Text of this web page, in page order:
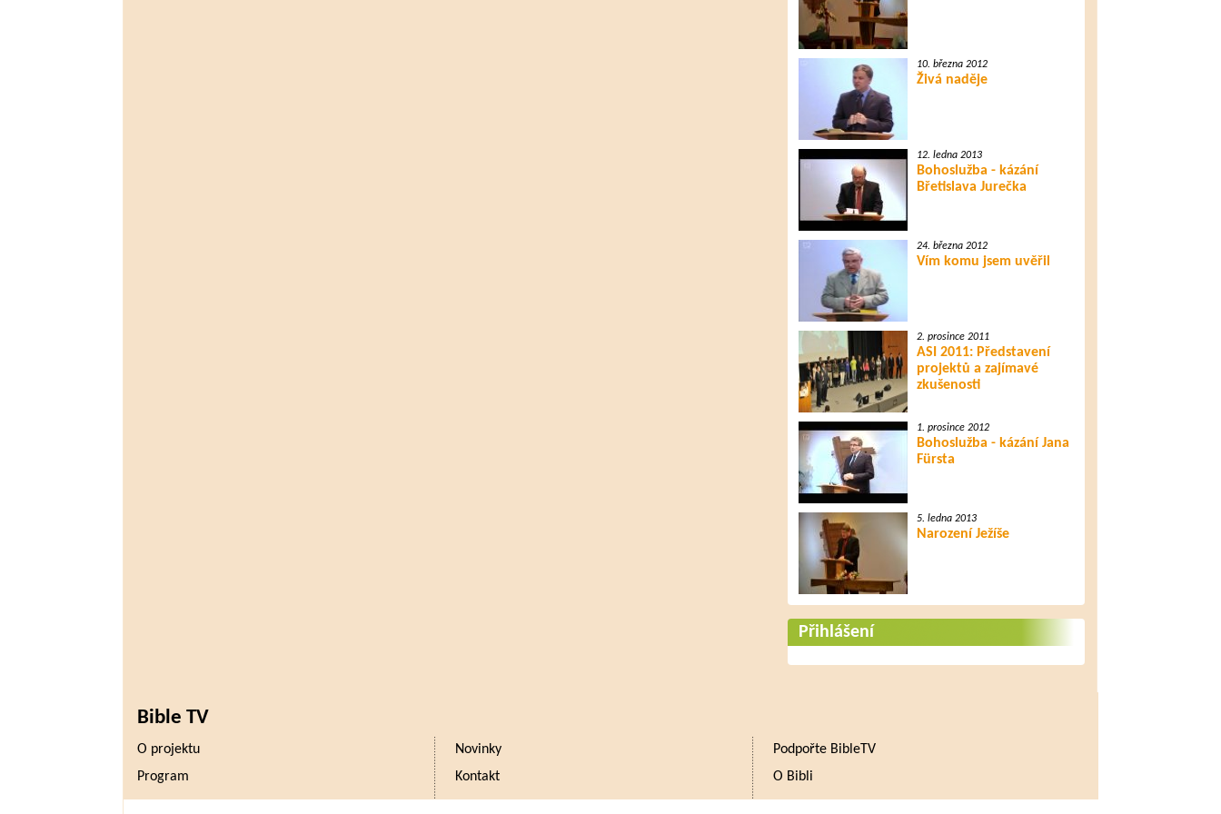
10. března 2012
Živá naděje
12. ledna 2013
Bohoslužba - kázání
Břetislava Jurečka
24. března 2012
Vím komu jsem uvěřil
2. prosince 2011
ASI 2011: Představení
projektů a zajímavé
zkušenosti
1. prosince 2012
Bohoslužba - kázání Jana
Fürsta
5. ledna 2013
Narození Ježíše
Přihlášení
Bible TV
O projektu Novinky
Podpořte BibleTV
Program
Kontakt O Bibli